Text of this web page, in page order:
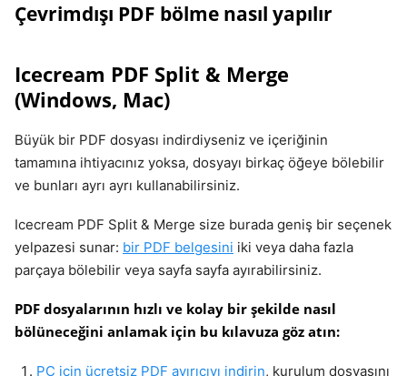
Çevrimdışı PDF bölme nasıl yapılır
Icecream PDF Split & Merge
(Windows, Mac)
Büyük bir PDF dosyası indirdiyseniz ve içeriğinin
tamamına ihtiyacınız yoksa, dosyayı birkaç öğeye bölebilir
ve bunları ayrı ayrı kullanabilirsiniz.
Icecream PDF Split & Merge size burada geniş bir seçenek
yelpazesi sunar: bir PDF belgesini iki veya daha fazla
parçaya bölebilir veya sayfa sayfa ayırabilirsiniz.
PDF dosyalarının hızlı ve kolay bir şekilde nasıl
bölüneceğini anlamak için bu kılavuza göz atın:
PC için ücretsiz PDF ayırıcıyı indirin, kurulum dosyasını